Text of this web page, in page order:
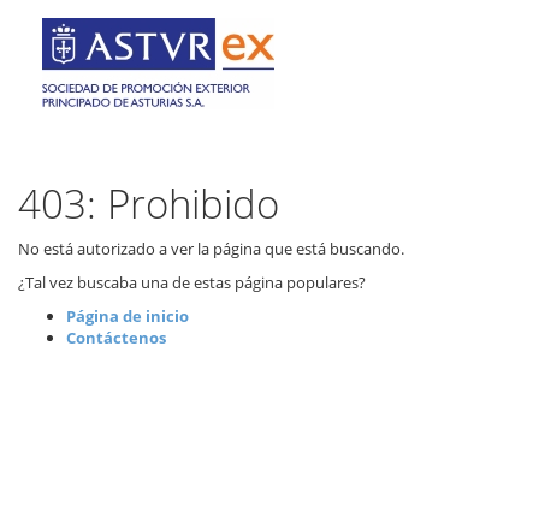
403: Prohibido
No está autorizado a ver la página que está buscando.
¿Tal vez buscaba una de estas página populares?
Página de inicio
Contáctenos